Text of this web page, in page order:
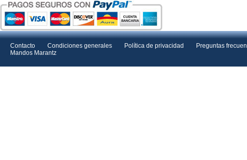
Contacto Condiciones generales Política de privacidad Preguntas
Mandos Marantz